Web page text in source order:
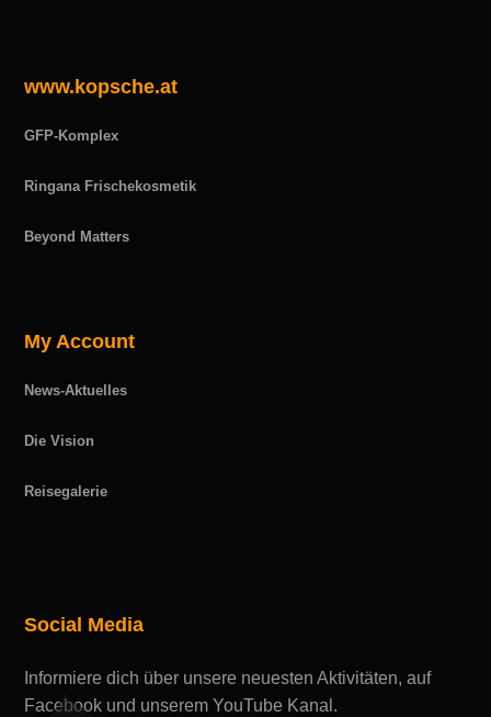
www.kopsche.at
GFP-Komplex
Ringana Frischekosmetik
Beyond Matters
My Account
News-Aktuelles
Die Vision
Reisegalerie
Social Media
Informiere dich über unsere neuesten Aktivitäten, auf
Facebook und unserem YouTube Kanal.